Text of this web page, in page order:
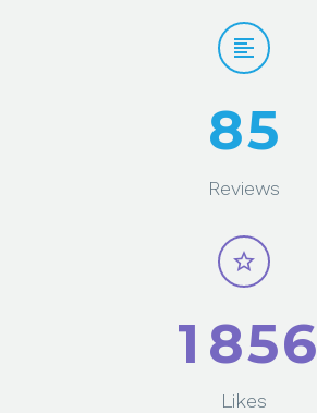
85
Reviews
1 856
Likes